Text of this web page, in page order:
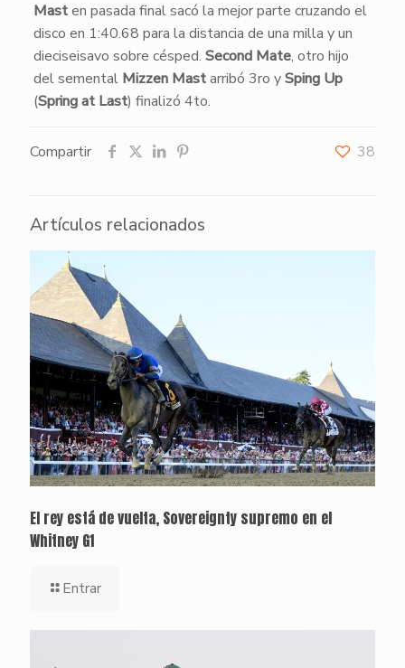
Masten pasada final sacó la mejor parte cruzando el
disco en 1:40.68 para la distancia de una milla y un
dieciseisavo sobre césped. Second Mate, otro hijo
del semental Mizzen Mastarribó 3ro ySping Up
(Spring at Last) finalizó 4to.
Compartir 38
Artículos relacionados
El rey está de vuelta, Sovereignty supremo en el
Whitney G1
Entrar